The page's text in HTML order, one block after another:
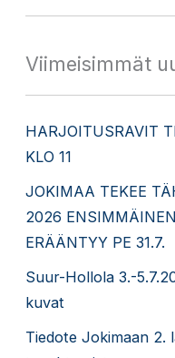
Viimeisimmät
HARJOITUSRAVIT
KLO 11
JOKIMAA TEKEE
2026
ERÄÄNTYY PE 31.7.
Suur-Hollola 3.-
kuvat
Tiedote Jokimaan 2.